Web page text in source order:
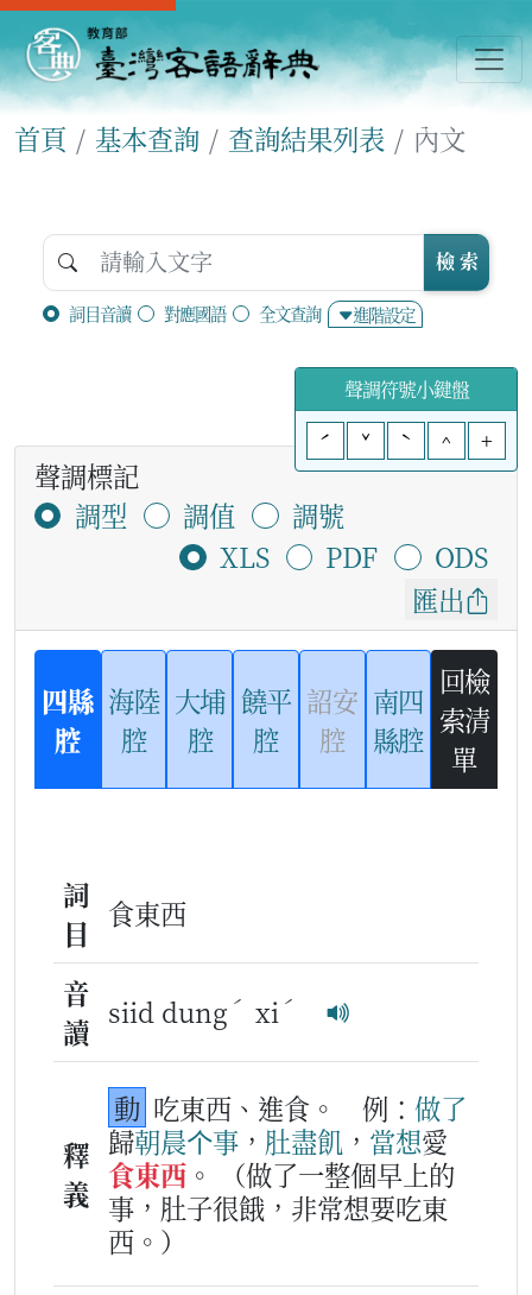
首頁 基本查詢 查詢結果列表 內文
詞目音讀 對應國語 全文查詢 進階設定
檢 索
聲調符號小鍵盤
ˊ
ˇ ˋ ^ +
聲調標記
調型
調值
調號
XLS
PDF
ODS
匯出
四縣
腔
海陸
腔
大埔
腔
饒平
腔
詔安
腔
南四
縣腔
回檢
索清
單
詞
目
食東西
音
讀
siid dung ˊ xi ˊ
釋
義
動 吃東西、進食。 例： 做了
歸朝晨个事 ， 肚盡飢 ， 當想愛
食東西 。
（做了一整個早上的
事，肚子很餓，非常想要吃東
西。）